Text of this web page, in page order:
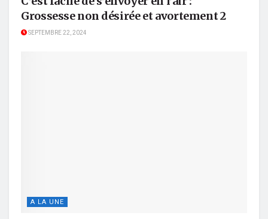
Grossesse non désirée et avortement 2
SEPTEMBRE 22, 2024
A LA UNE